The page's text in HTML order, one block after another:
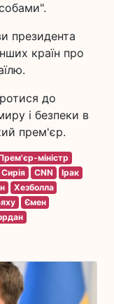
президента
країн про
до
і безпеки в
прем'єр.
міністр
Сирія CNN
Ірак
Хезболла
Ємен